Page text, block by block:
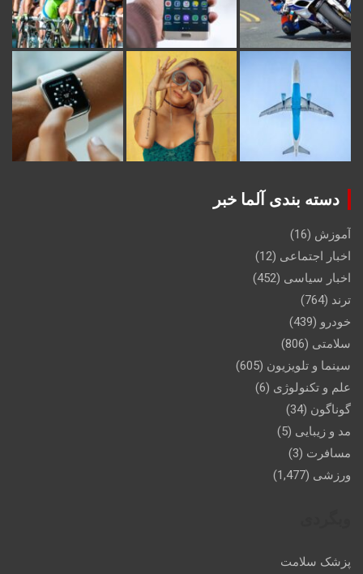
دسته بندی آلما خبر
آموزش (16)
اخبار اجتماعی (12)
اخبار سیاسی (452)
ترند (764)
خودرو (439)
سلامتی (806)
سینما و تلویزیون (605)
علم و تکنولوژی (6)
گوناگون (34)
مد و زیبایی (5)
مسافرت (3)
ورزشی (1,477)
پزشک سلامت